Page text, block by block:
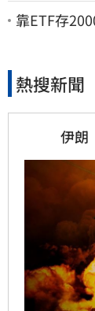
靠ETF存
熱搜新聞
伊朗